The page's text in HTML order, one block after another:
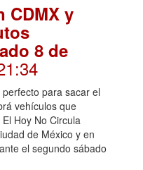
CDMX y
8 de
para sacar el
vehículos que
Hoy No Circula
de México y en
el segundo sábado